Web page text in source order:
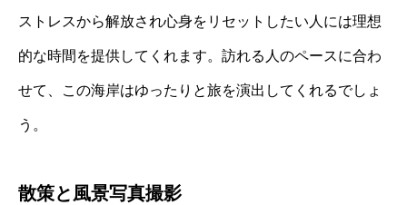
ストレスから解放され心身をリセットしたい人には理想
的な時間を提供してくれます。訪れる人のペースに合わ
せて、この海岸はゆったりと旅を演出してくれるでしょ
う。
散策と風景写真撮影